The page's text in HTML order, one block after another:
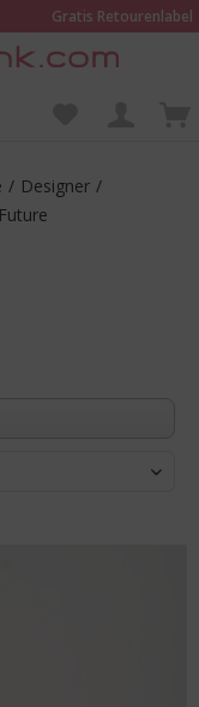
Gratis Retourenlabel
und beraten lassen
/ Designer /